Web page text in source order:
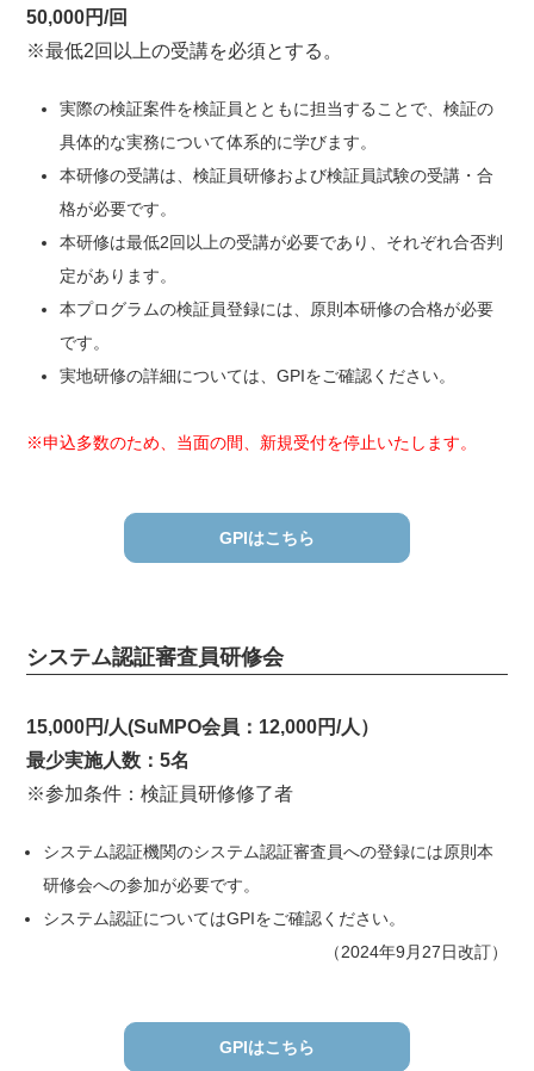
50,000円/回
※最低2回以上の受講を必須とする。
実際の検証案件を検証員とともに担当することで、検証の
具体的な実務について体系的に学びます。
本研修の受講は、検証員研修および検証員試験の受講・合
格が必要です。
本研修は最低2回以上の受講が必要であり、それぞれ合否判
定があります。
本プログラムの検証員登録には、原則本研修の合格が必要
です。
実地研修の詳細については、GPIをご確認ください。
※申込多数のため、当面の間、新規受付を停止いたします。
GPIはこちら
システム認証審査員研修会
15,000円/人(SuMPO会員：12,000円/人）
最少実施人数：5名
※参加条件：検証員研修修了者
システム認証機関のシステム認証審査員への登録には原則本
研修会への参加が必要です。
システム認証についてはGPIをご確認ください。
（2024年9月27日改訂）
GPIはこちら